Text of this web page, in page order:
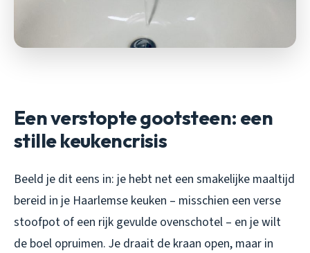
Een verstopte gootsteen: een
stille keukencrisis
Beeld je dit eens in: je hebt net een smakelijke maaltijd
bereid in je Haarlemse keuken – misschien een verse
stoofpot of een rijk gevulde ovenschotel – en je wilt
de boel opruimen. Je draait de kraan open, maar in